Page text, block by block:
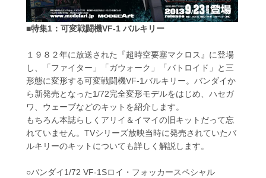
■特集1：可変戦闘機VF-1 バルキリー
１９８２年に放送された『超時空要塞マクロス』に登場
し、「ファイター」「ガウォーク」「バトロイド」と三
形態に変形する可変戦闘機VF-1バルキリー。バンダイか
ら新発売となった1/72完全変形モデルをはじめ、ハセガ
ワ、ウェーブなどのキットを紹介します。
もちろん本誌らしくアリイ＆イマイの旧キットだって忘
れていません。TVシリーズ放映当時に発売されていたバ
ルキリーのキットについても詳しく解説します。
○バンダイ1/72 VF-1Sロイ・フォッカースペシャル